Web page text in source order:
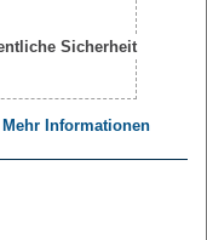
Mehr Informationen